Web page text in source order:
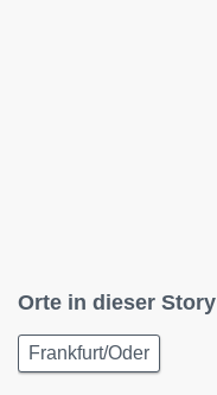
Orte in dieser Story
Frankfurt/Oder